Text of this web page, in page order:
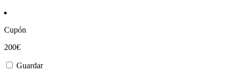
Cupón
200€
Guardar